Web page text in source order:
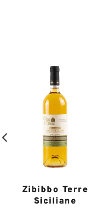
Zibibbo Terre
Siciliane